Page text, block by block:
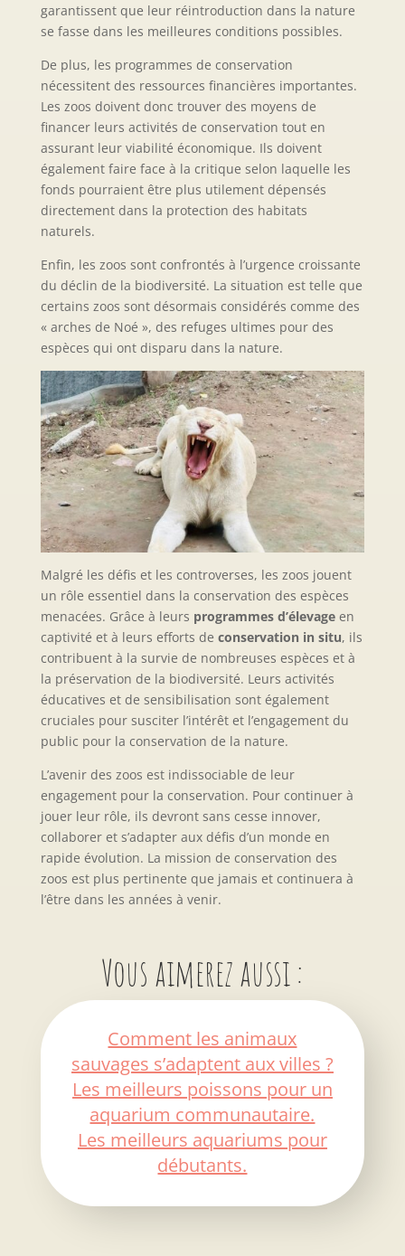
garantissent que leur réintroduction dans la nature
se fasse dans les meilleures conditions possibles.
De plus, les programmes de conservation
nécessitent des ressources financières importantes.
Les zoos doivent donc trouver des moyens de
financer leurs activités de conservation tout en
assurant leur viabilité économique. Ils doivent
également faire face à la critique selon laquelle les
fonds pourraient être plus utilement dépensés
directement dans la protection des habitats
naturels.
Enfin, les zoos sont confrontés à l’urgence croissante
du déclin de la biodiversité. La situation est telle que
certains zoos sont désormais considérés comme des
« arches de Noé », des refuges ultimes pour des
espèces qui ont disparu dans la nature.
Malgré les défis et les controverses, les zoos jouent
un rôle essentiel dans la conservation des espèces
menacées. Grâce à leurs programmes d’élevageen
captivité et à leurs efforts de conservation in situ, ils
contribuent à la survie de nombreuses espèces et à
la préservation de la biodiversité. Leurs activités
éducatives et de sensibilisation sont également
cruciales pour susciter l’intérêt et l’engagement du
public pour la conservation de la nature.
L’avenir des zoos est indissociable de leur
engagement pour la conservation. Pour continuer à
jouer leur rôle, ils devront sans cesse innover,
collaborer et s’adapter aux défis d’un monde en
rapide évolution. La mission de conservation des
zoos est plus pertinente que jamais et continuera à
l’être dans les années à venir.
Vous aimerez aussi :
Comment les animaux
sauvages s’adaptent aux villes ?
Les meilleurs poissons pour un
aquarium communautaire.
Les meilleurs aquariums pour
débutants.